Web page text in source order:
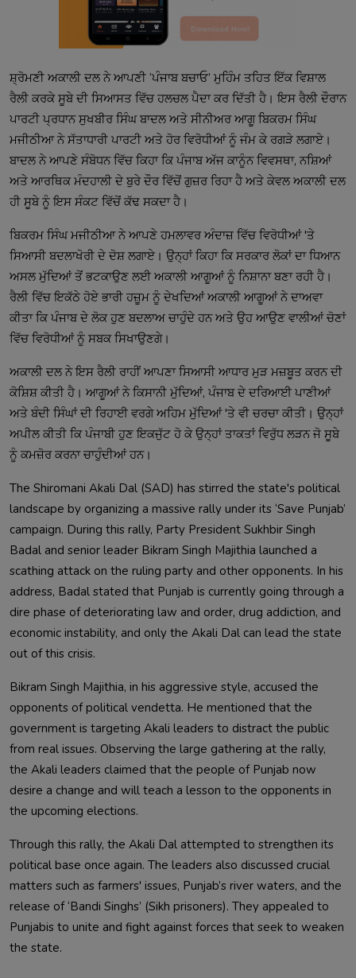
ਸ਼੍ਰੋਮਣੀ ਅਕਾਲੀ ਦਲ ਨੇ ਆਪਣੀ ‘ਪੰਜਾਬ ਬਚਾਓ’ ਮੁਹਿੰਮ ਤਹਿਤ ਇੱਕ ਵਿਸ਼ਾਲ
ਰੈਲੀ ਕਰਕੇ ਸੂਬੇ ਦੀ ਸਿਆਸਤ ਵਿੱਚ ਹਲਚਲ ਪੈਦਾ ਕਰ ਦਿੱਤੀ ਹੈ। ਇਸ ਰੈਲੀ ਦੌਰਾਨ
ਪਾਰਟੀ ਪ੍ਰਧਾਨ ਸੁਖਬੀਰ ਸਿੰਘ ਬਾਦਲ ਅਤੇ ਸੀਨੀਅਰ ਆਗੂ ਬਿਕਰਮ ਸਿੰਘ
ਮਜੀਠੀਆ ਨੇ ਸੱਤਾਧਾਰੀ ਪਾਰਟੀ ਅਤੇ ਹੋਰ ਵਿਰੋਧੀਆਂ ਨੂੰ ਜੰਮ ਕੇ ਰਗੜੇ ਲਗਾਏ।
ਬਾਦਲ ਨੇ ਆਪਣੇ ਸੰਬੋਧਨ ਵਿੱਚ ਕਿਹਾ ਕਿ ਪੰਜਾਬ ਅੱਜ ਕਾਨੂੰਨ ਵਿਵਸਥਾ, ਨਸ਼ਿਆਂ
ਅਤੇ ਆਰਥਿਕ ਮੰਦਹਾਲੀ ਦੇ ਬੁਰੇ ਦੌਰ ਵਿੱਚੋਂ ਗੁਜ਼ਰ ਰਿਹਾ ਹੈ ਅਤੇ ਕੇਵਲ ਅਕਾਲੀ ਦਲ
ਹੀ ਸੂਬੇ ਨੂੰ ਇਸ ਸੰਕਟ ਵਿੱਚੋਂ ਕੱਢ ਸਕਦਾ ਹੈ।
ਬਿਕਰਮ ਸਿੰਘ ਮਜੀਠੀਆ ਨੇ ਆਪਣੇ ਹਮਲਾਵਰ ਅੰਦਾਜ਼ ਵਿੱਚ ਵਿਰੋਧੀਆਂ 'ਤੇ
ਸਿਆਸੀ ਬਦਲਾਖੋਰੀ ਦੇ ਦੋਸ਼ ਲਗਾਏ। ਉਨ੍ਹਾਂ ਕਿਹਾ ਕਿ ਸਰਕਾਰ ਲੋਕਾਂ ਦਾ ਧਿਆਨ
ਅਸਲ ਮੁੱਦਿਆਂ ਤੋਂ ਭਟਕਾਉਣ ਲਈ ਅਕਾਲੀ ਆਗੂਆਂ ਨੂੰ ਨਿਸ਼ਾਨਾ ਬਣਾ ਰਹੀ ਹੈ।
ਰੈਲੀ ਵਿੱਚ ਇਕੱਠੇ ਹੋਏ ਭਾਰੀ ਹਜ਼ੂਮ ਨੂੰ ਦੇਖਦਿਆਂ ਅਕਾਲੀ ਆਗੂਆਂ ਨੇ ਦਾਅਵਾ
ਕੀਤਾ ਕਿ ਪੰਜਾਬ ਦੇ ਲੋਕ ਹੁਣ ਬਦਲਾਅ ਚਾਹੁੰਦੇ ਹਨ ਅਤੇ ਉਹ ਆਉਣ ਵਾਲੀਆਂ ਚੋਣਾਂ
ਵਿੱਚ ਵਿਰੋਧੀਆਂ ਨੂੰ ਸਬਕ ਸਿਖਾਉਣਗੇ।
ਅਕਾਲੀ ਦਲ ਨੇ ਇਸ ਰੈਲੀ ਰਾਹੀਂ ਆਪਣਾ ਸਿਆਸੀ ਆਧਾਰ ਮੁੜ ਮਜ਼ਬੂਤ ਕਰਨ ਦੀ
ਕੋਸ਼ਿਸ਼ ਕੀਤੀ ਹੈ। ਆਗੂਆਂ ਨੇ ਕਿਸਾਨੀ ਮੁੱਦਿਆਂ, ਪੰਜਾਬ ਦੇ ਦਰਿਆਈ ਪਾਣੀਆਂ
ਅਤੇ ਬੰਦੀ ਸਿੰਘਾਂ ਦੀ ਰਿਹਾਈ ਵਰਗੇ ਅਹਿਮ ਮੁੱਦਿਆਂ 'ਤੇ ਵੀ ਚਰਚਾ ਕੀਤੀ। ਉਨ੍ਹਾਂ
ਅਪੀਲ ਕੀਤੀ ਕਿ ਪੰਜਾਬੀ ਹੁਣ ਇਕਜੁੱਟ ਹੋ ਕੇ ਉਨ੍ਹਾਂ ਤਾਕਤਾਂ ਵਿਰੁੱਧ ਲੜਨ ਜੋ ਸੂਬੇ
ਨੂੰ ਕਮਜ਼ੋਰ ਕਰਨਾ ਚਾਹੁੰਦੀਆਂ ਹਨ।
The Shiromani Akali Dal (SAD) has stirred the state's political
landscape by organizing a massive rally under its ‘Save Punjab’
campaign. During this rally, Party President Sukhbir Singh
Badal and senior leader Bikram Singh Majithia launched a
scathing attack on the ruling party and other opponents. In his
address, Badal stated that Punjab is currently going through a
dire phase of deteriorating law and order, drug addiction, and
economic instability, and only the Akali Dal can lead the state
out of this crisis.
Bikram Singh Majithia, in his aggressive style, accused the
opponents of political vendetta. He mentioned that the
government is targeting Akali leaders to distract the public
from real issues. Observing the large gathering at the rally,
the Akali leaders claimed that the people of Punjab now
desire a change and will teach a lesson to the opponents in
the upcoming elections.
Through this rally, the Akali Dal attempted to strengthen its
political base once again. The leaders also discussed crucial
matters such as farmers' issues, Punjab’s river waters, and the
release of ‘Bandi Singhs’ (Sikh prisoners). They appealed to
Punjabis to unite and fight against forces that seek to weaken
the state.